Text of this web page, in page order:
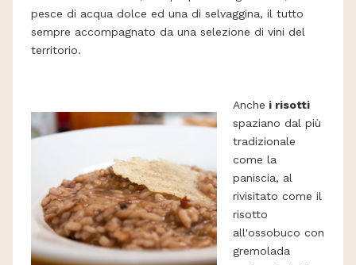
pesce di acqua dolce ed una di selvaggina, il tutto
sempre accompagnato da una selezione di vini del
territorio.
Anche i risotti
spaziano dal più
tradizionale
come la
paniscia, al
rivisitato come il
risotto
all'ossobuco con
gremolada